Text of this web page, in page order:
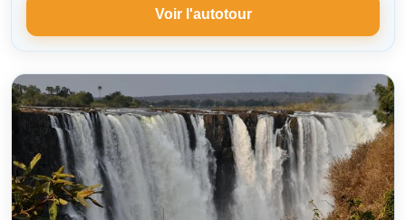
Voir l'autotour